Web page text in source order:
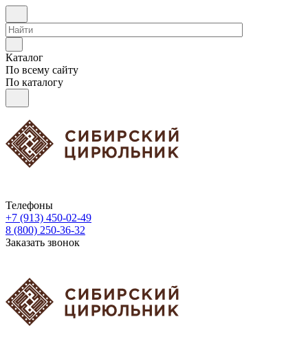
Каталог
По всему сайту
По каталогу
Телефоны
+7 (913) 450-02-49
8 (800) 250-36-32
Заказать звонок